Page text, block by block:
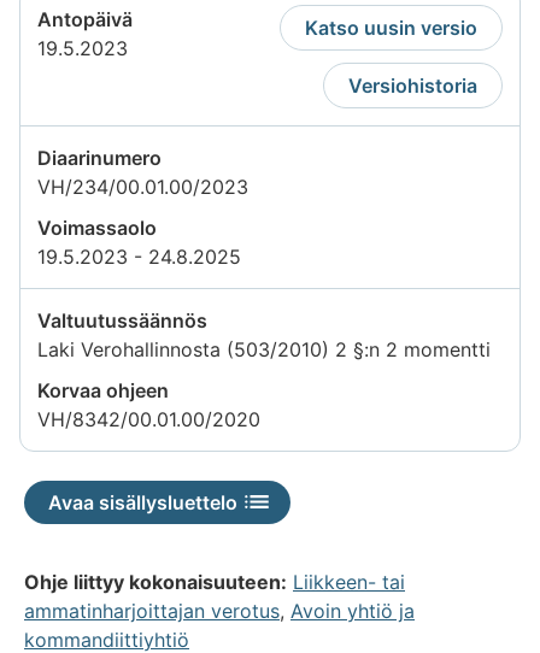
Antopäivä
19.5.2023
Katso uusin versio
Versiohistoria
Diaarinumero
VH/234/00.01.00/2023
Voimassaolo
19.5.2023 - 24.8.2025
Valtuutussäännös
Laki Verohallinnosta (503/2010) 2 §:n 2 momentti
Korvaa ohjeen
VH/8342/00.01.00/2020
Avaa sisällysluettelo
Ohje liittyy kokonaisuuteen: Liikkeen- tai
ammatinharjoittajan verotus, Avoin yhtiö ja
kommandiittiyhtiö